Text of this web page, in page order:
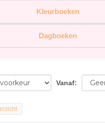
Kleurboeken
Dagboeken
Vanaf: